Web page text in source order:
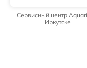
Сервисный центр
Иркутске